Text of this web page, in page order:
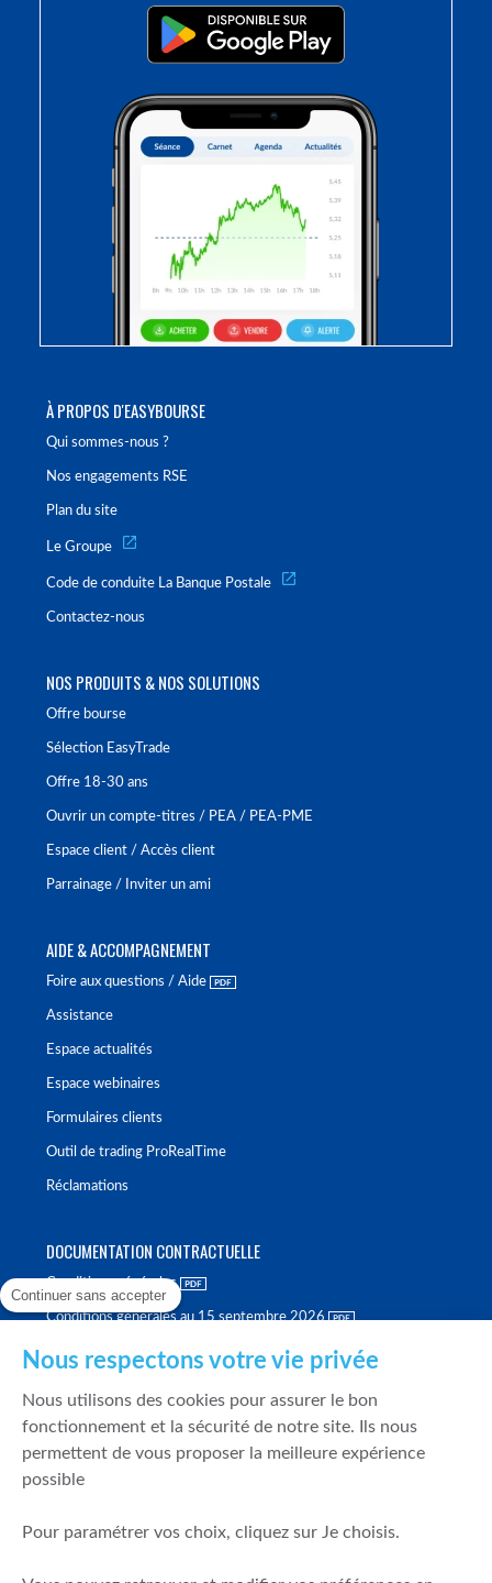
À PROPOS D'EASYBOURSE
Qui sommes-nous ?
Nos engagements RSE
Plan du site
Le Groupe
Code de conduite La Banque Postale
Contactez-nous
NOS PRODUITS & NOS SOLUTIONS
Offre bourse
Sélection EasyTrade
Offre 18-30 ans
Ouvrir un compte-titres / PEA / PEA-PME
Espace client / Accès client
Parrainage / Inviter un ami
AIDE & ACCOMPAGNEMENT
Foire aux questions / Aide
Assistance
Espace actualités
Espace webinaires
Formulaires clients
Outil de trading ProRealTime
Réclamations
DOCUMENTATION CONTRACTUELLE
Conditions générales
Conditions générales au 15 septembre 2026
Politique de meilleure sélection
Politique de durabilité
Fonds de garantie des dépôts et de résolution
Continuer sans accepter
Nous respectons votre vie privée
Nous utilisons des cookies pour assurer le bon
fonctionnement et la sécurité de notre site. Ils nous
permettent de vous proposer la meilleure expérience
possible
Pour paramétrer vos choix, cliquez sur Je choisis.